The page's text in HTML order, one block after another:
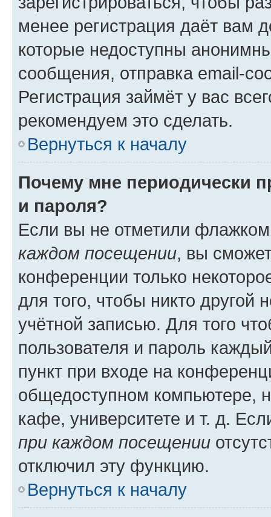
менее регистрация даёт вам
которые недоступны
сообщения, отправка email-
Регистрация займёт у вас
рекомендуем это сделать.
Вернуться к началу
Почему мне периодически
и пароля?
Если вы не отметили
каждом посещении, вы
конференции только
для того, чтобы никто другой
учётной записью. Для того
пользователя и пароль
пункт при входе на
общедоступном компьютере,
кафе, университете и т. д.
при каждом посещении
отключил эту функцию.
Вернуться к началу